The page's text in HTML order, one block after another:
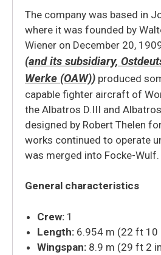
The company was based in
where it was founded by
Wiener on December 20,
(and its subsidiary,
Werke (OAW)) produced
capable fighter aircraft of
the Albatros D.III and Albatros
designed by Robert Thelen
works continued to operate
was merged into Focke-Wulf.
General characteristics
Crew: 1
Length: 6.954 m (22 ft 10
Wingspan: 8.9 m (29 ft 2